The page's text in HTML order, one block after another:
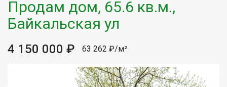
Продам дом, 65.6 кв.м.,
Байкальская ул
4 150 000 ₽ 63 262 ₽/м²